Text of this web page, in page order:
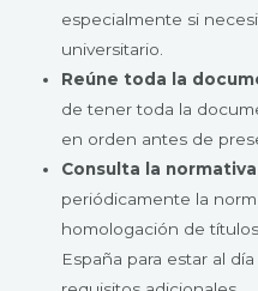
especialmente si
universitario.
Reúne toda la
de tener toda la
en orden antes de
Consulta la
periódicamente la
homologación de
España para estar al